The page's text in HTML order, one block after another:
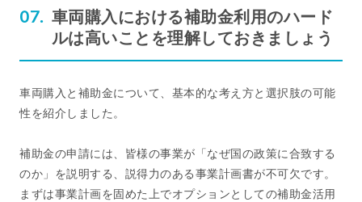
車両購入における補助金利用のハード
ルは高いことを理解しておきましょう
車両購入と補助金について、基本的な考え方と選択肢の可能
性を紹介しました。
補助金の申請には、皆様の事業が「なぜ国の政策に合致する
のか」を説明する、説得力のある事業計画書が不可欠です。
まずは事業計画を固めた上でオプションとしての補助金活用